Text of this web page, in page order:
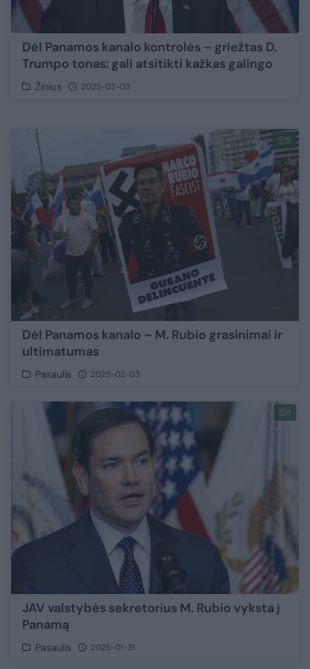
Dėl Panamos kanalo kontrolės – griežtas D.
Trumpo tonas: gali atsitikti kažkas galingo
Žinios 2025-02-03
5
Dėl Panamos kanalo – M. Rubio grasinimai ir
ultimatumas
Pasaulis 2025-02-03
1
JAV valstybės sekretorius M. Rubio vyksta į
Panamą
Pasaulis 2025-01-31